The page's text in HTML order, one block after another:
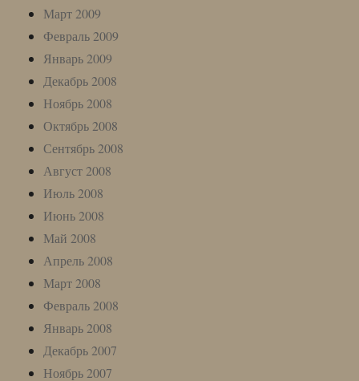
Март 2009
Февраль 2009
Январь 2009
Декабрь 2008
Ноябрь 2008
Октябрь 2008
Сентябрь 2008
Август 2008
Июль 2008
Июнь 2008
Май 2008
Апрель 2008
Март 2008
Февраль 2008
Январь 2008
Декабрь 2007
Ноябрь 2007